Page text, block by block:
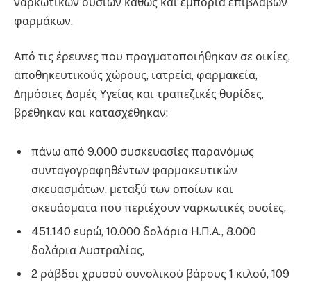
φαρμάκων.
Από τις έρευνες που πραγματοποιήθηκαν σε οικίες,
αποθηκευτικούς χώρους, ιατρεία, φαρμακεία,
Δημόσιες Δομές Υγείας και τραπεζικές θυρίδες,
βρέθηκαν και κατασχέθηκαν:
πάνω από 9.000 συσκευασίες παρανόμως
συνταγογραφηθέντων φαρμακευτικών
σκευασμάτων, μεταξύ των οποίων και
σκευάσματα που περιέχουν ναρκωτικές ουσίες,
451.140 ευρώ, 10.000 δολάρια Η.Π.Α., 8.000
δολάρια Αυστραλίας,
2 ράβδοι χρυσού συνολικού βάρους 1 κιλού, 109